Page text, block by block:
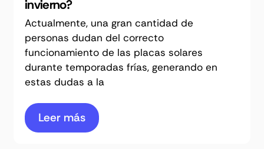
invierno?
Actualmente, una gran cantidad de
personas dudan del correcto
funcionamiento de las placas solares
durante temporadas frías, generando en
estas dudas a la
Leer más